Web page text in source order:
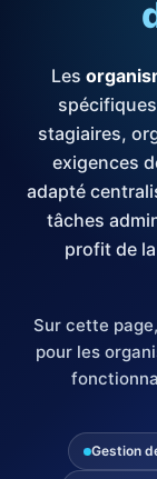
Les
stagiaires,
exigences
adapté
tâches
profit de
Sur cette
pour les
Gestion